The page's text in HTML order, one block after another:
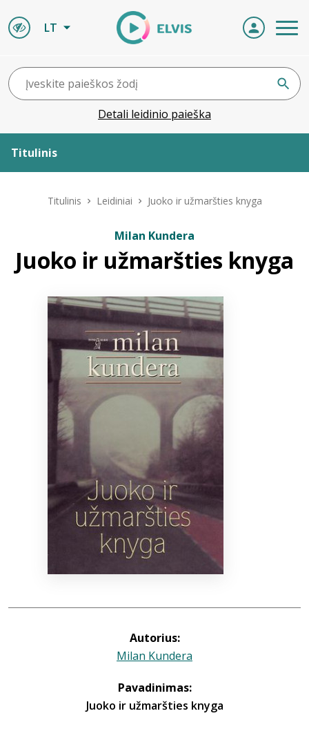
LT
Detali leidinio paieška
Titulinis
ELVIS atvyksta
Naujienos
Bibliotekoms
Titulinis Leidiniai Juoko ir užmaršties knyga
Milan Kundera
Juoko ir užmaršties knyga
Autorius:
Milan Kundera
Pavadinimas:
Juoko ir užmaršties knyga